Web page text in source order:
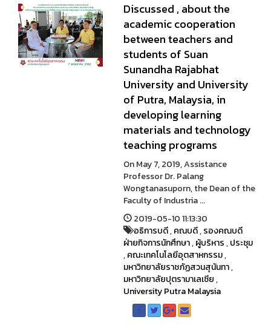
Discussed , about the
academic cooperation
between teachers and
students of Suan
Sunandha Rajabhat
University and University
of Putra, Malaysia, in
developing learning
materials and technology
teaching programs
On May 7, 2019, Assistance
Professor Dr. Palang
Wongtanasuporn, the Dean of the
Faculty of Industria ...
2019-05-10 11:13:30
อธิการบดี,คณบดี,รองคณบดี
ฝ่ายกิจการนักศึกษา,ผู้บริหาร,ประชุม
,คณะเทคโนโลยีอุตสาหกรรม,
มหาวิทยาลัยราชภัฏสวนสุนันทา,
มหาวิทยาลัยปุตรามาเลเซีย,
University Putra Malaysia